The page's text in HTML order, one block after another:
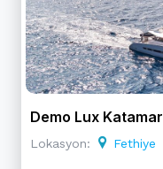
Demo Lux
Lokasyon: Fethiye